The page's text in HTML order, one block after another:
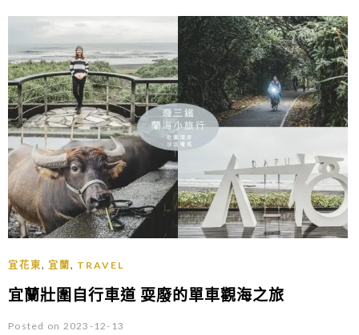
宜花東, 宜蘭, TRAVEL
宜蘭壯圍自行車道 耍廢的單車觀海之旅
Posted on 2023-12-13